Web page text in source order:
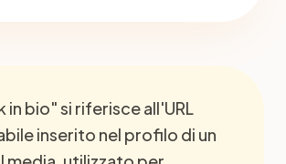
in bio" si riferisce all'URL
inserito nel profilo di un